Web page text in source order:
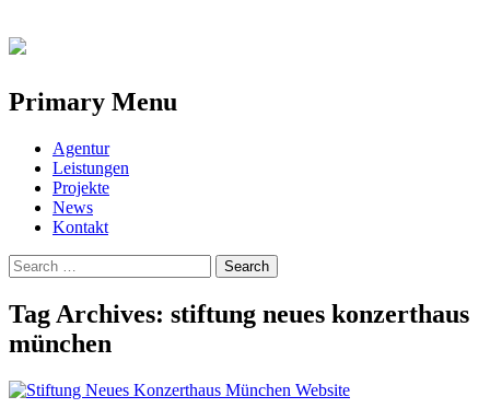
Primary Menu
Skip
content
Agentur
Leistungen
Projekte
News
Kontakt
Search
for:
Tag Archives: stiftung neues konzerthaus
münchen